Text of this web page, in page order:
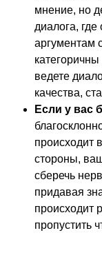
мнение, но
диалога,
аргументам
ведете
качества,
Если у вас
происходит
стороны,
сберечь
придавая
происходит
пропустить